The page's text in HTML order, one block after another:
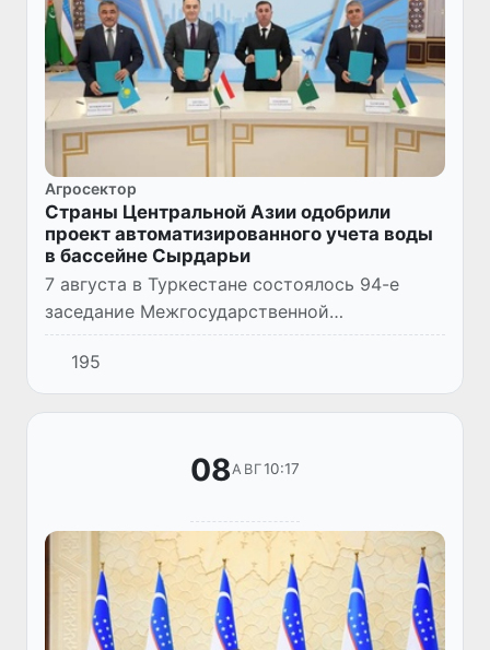
Агросектор
Страны Центральной Азии одобрили
проект автоматизированного учета воды
в бассейне Сырдарьи
7 августа в Туркестане состоялось 94-е
заседание Межгосударственной
координационной водохозяйственной
комиссии (МКВК) Центральной Азии с
участием министра водного хозяйства
195
08АВГ10:17